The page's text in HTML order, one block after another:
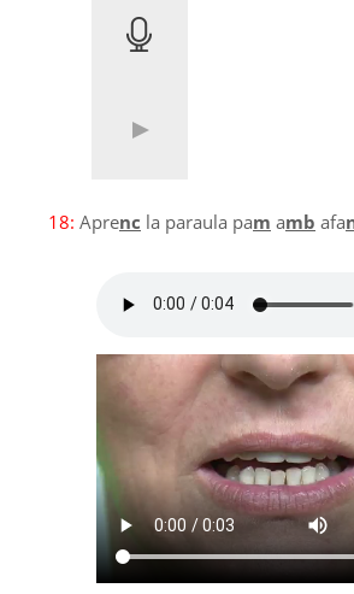
18: Aprenc la paraula pam amb afa